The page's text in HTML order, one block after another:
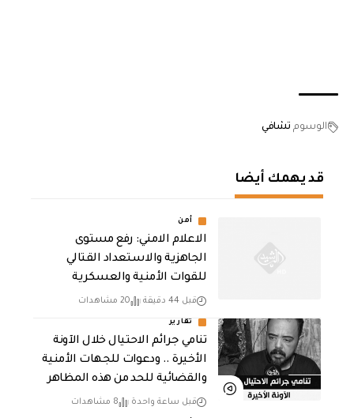
الوسوم تشافي
قد يهمك أيضا
أمن
الاعلام الامني: رفع مستوى
الجاهزية والاستعداد القتالي
للقوات الأمنية والعسكرية
قبل 44 دقيقة 20 مشاهدات
تقارير
تنامي جرائم الاحتيال خلال الآونة
الأخيرة .. ودعوات للجهات الأمنية
والقضائية للحد من هذه المظاهر
قبل ساعة واحدة 8 مشاهدات